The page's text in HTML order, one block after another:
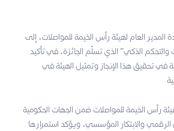
العام لهيئة رأس الخيمة للمواصلات، إلى
الذكي” الذي تسلّم الجائزة، في تأكيد
تحقيق هذا الإنجاز وتمثيل الهيئة في
رأس الخيمة للمواصلات ضمن الجهات الحكومية
والابتكار المؤسسي، ويؤكد استمرارها